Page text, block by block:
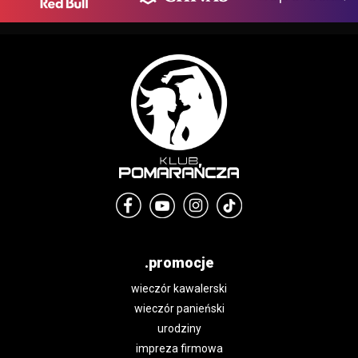
.promocje
wieczór kawalerski
wieczór panieński
urodziny
impreza firmowa